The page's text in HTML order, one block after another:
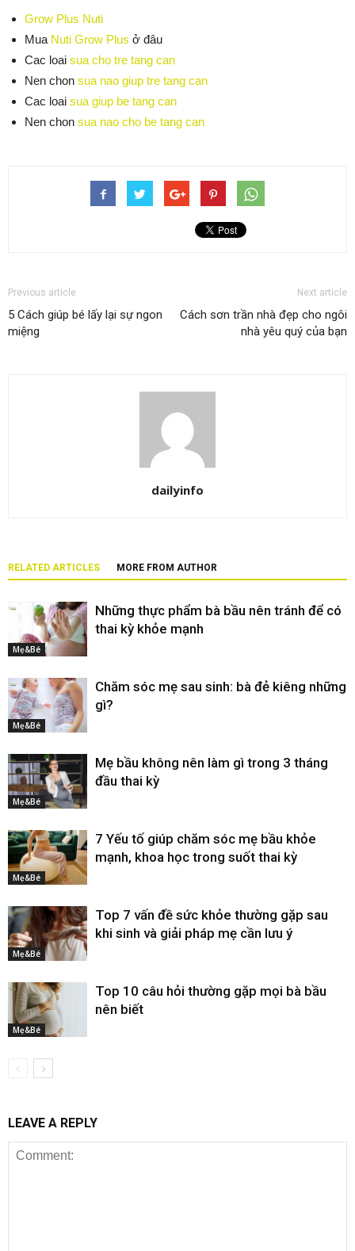
Grow Plus Nuti
Mua Nuti Grow Plus ở đâu
Cac loai sua cho tre tang can
Nen chon sua nao giup tre tang can
Cac loai sua giup be tang can
Nen chon sua nao cho be tang can
Previous article
5 Cách giúp bé lấy lại sự ngon
miệng
Next article
Cách sơn trần nhà đẹp cho ngôi
nhà yêu quý của bạn
dailyinfo
RELATED ARTICLES MORE FROM AUTHOR
Mẹ&Bé
Những thực phẩm bà bầu nên tránh để có
thai kỳ khỏe mạnh
Mẹ&Bé
Chăm sóc mẹ sau sinh: bà đẻ kiêng những
gì?
Mẹ&Bé
Mẹ bầu không nên làm gì trong 3 tháng
đầu thai kỳ
Mẹ&Bé
7 Yếu tố giúp chăm sóc mẹ bầu khỏe
mạnh, khoa học trong suốt thai kỳ
Mẹ&Bé
Top 7 vấn đề sức khỏe thường gặp sau
khi sinh và giải pháp mẹ cần lưu ý
Mẹ&Bé
Top 10 câu hỏi thường gặp mọi bà bầu
nên biết
LEAVE A REPLY